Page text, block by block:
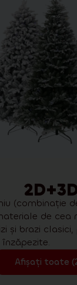
(combinație
de
și brazi clasici,
Afișați toate